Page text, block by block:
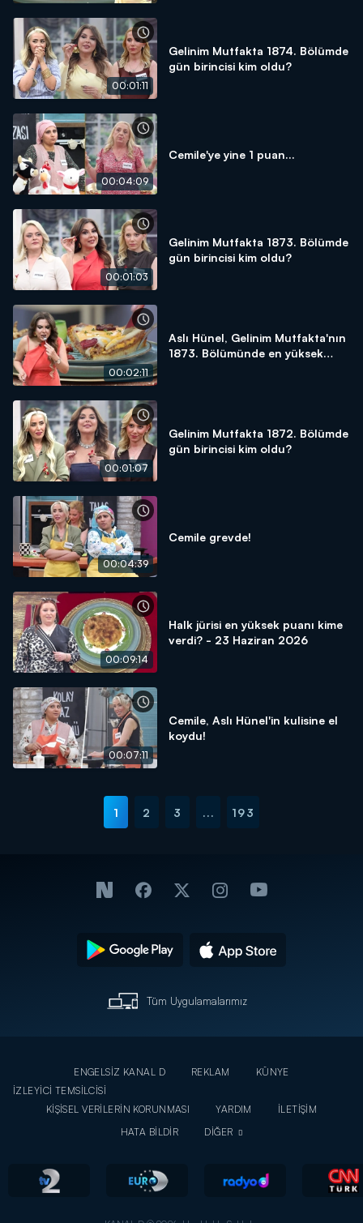
00:01:11
Gelinim Mutfakta 1874. Bölümde
gün birincisi kim oldu?
00:04:09
Cemile'ye yine 1 puan...
00:01:03
Gelinim Mutfakta 1873. Bölümde
gün birincisi kim oldu?
00:02:11
Aslı Hünel, Gelinim Mutfakta'nın
1873. Bölümünde en yüksek
00:01:07
Gelinim Mutfakta 1872. Bölümde
gün birincisi kim oldu?
00:04:39
Cemile grevde!
00:09:14
Halk jürisi en yüksek puanı kime
verdi? - 23 Haziran 2026
00:07:11
Cemile, Aslı Hünel'in kulisine el
koydu!
1 2 3 ... 193
Tüm Uygulamalarımız
ENGELSİZ KANAL D REKLAM
KÜNYE
İZLEYİCİ TEMSİLCİSİ
KİŞİSEL VERİLERİN KORUNMASI
YARDIM
İLETİŞİM
HATA BİLDİR
DİĞER